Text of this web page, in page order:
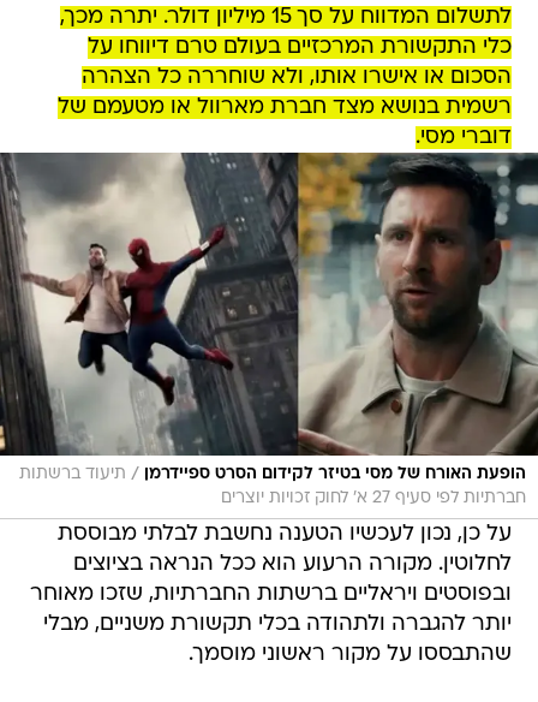
לתשלום המדווח על סך 15 מיליון דולר. יתרה מכך,
כלי התקשורת המרכזיים בעולם טרם דיווחו על
הסכום או אישרו אותו, ולא שוחררה כל הצהרה
רשמית בנושא מצד חברת מארוול או מטעמם של
דוברי מסי.
הופעת האורח של מסי בטיזר לקידום הסרט ספיידרמן / תיעוד ברשתות
חברתיות לפי סעיף 27 א' לחוק זכויות יוצרים
על כן, נכון לעכשיו הטענה נחשבת לבלתי מבוססת
לחלוטין. מקורה הרעוע הוא ככל הנראה בציוצים
ובפוסטים ויראליים ברשתות החברתיות, שזכו מאוחר
יותר להגברה ולתהודה בכלי תקשורת משניים, מבלי
שהתבססו על מקור ראשוני מוסמך.